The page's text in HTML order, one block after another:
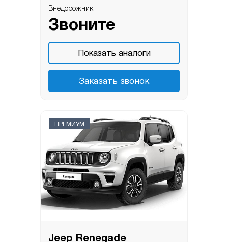
Внедорожник
Звоните
Показать аналоги
Заказать звонок
ПРЕМИУМ
Jeep Renegade